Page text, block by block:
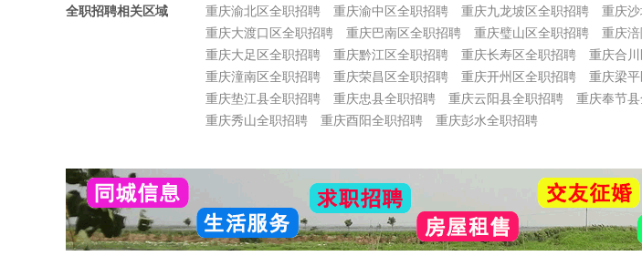
全职招聘相关区域 重庆渝北区全职招聘 重庆渝中区全职招聘 重庆九龙坡区全职招聘 重庆
重庆大渡口区全职招聘
重庆巴南区全职招聘 重庆璧山区全职招聘 重庆
重庆大足区全职招聘
重庆黔江区全职招聘 重庆长寿区全职招聘 重庆合
重庆潼南区全职招聘
重庆荣昌区全职招聘 重庆开州区全职招聘 重庆梁
重庆垫江县全职招聘
重庆忠县全职招聘 重庆云阳县全职招聘 重庆奉节
重庆秀山全职招聘
重庆酉阳全职招聘 重庆彭水全职招聘